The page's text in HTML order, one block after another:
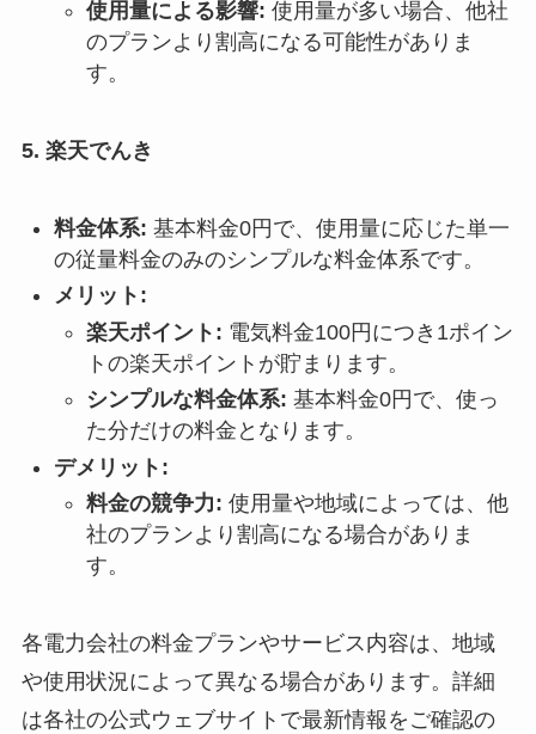
使用量による影響: 使用量が多い場合、他社
のプランより割高になる可能性がありま
す。
5. 楽天でんき
料金体系: 基本料金0円で、使用量に応じた単一
の従量料金のみのシンプルな料金体系です。
メリット:
楽天ポイント: 電気料金100円につき1ポイン
トの楽天ポイントが貯まります。
シンプルな料金体系: 基本料金0円で、使っ
た分だけの料金となります。
デメリット:
料金の競争力: 使用量や地域によっては、他
社のプランより割高になる場合がありま
す。
各電力会社の料金プランやサービス内容は、地域
や使用状況によって異なる場合があります。詳細
は各社の公式ウェブサイトで最新情報をご確認の